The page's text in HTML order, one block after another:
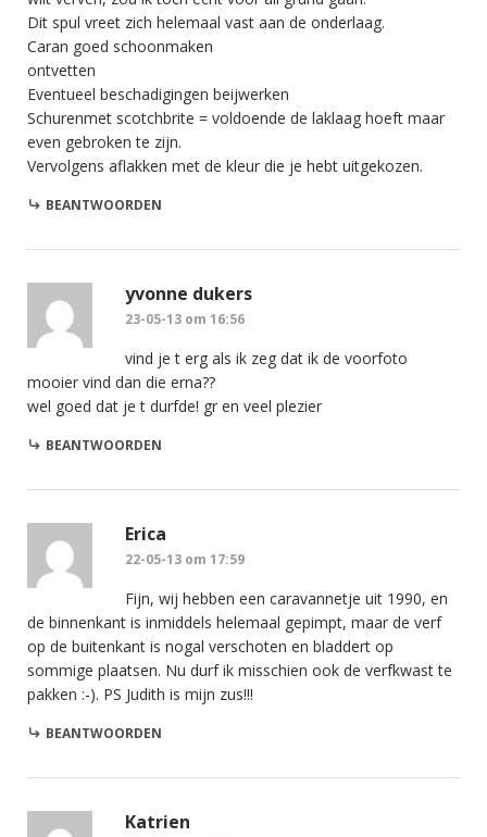
Dit spul vreet zich helemaal vast aan de onderlaag.
Caran goed schoonmaken
ontvetten
Eventueel beschadigingen beijwerken
Schurenmet scotchbrite = voldoende de laklaag hoeft maar
even gebroken te zijn.
Vervolgens aflakken met de kleur die je hebt uitgekozen.
BEANTWOORDEN
yvonne dukers
23-05-13 om 16:56
vind je t erg als ik zeg dat ik de voorfoto
mooier vind dan die erna??
wel goed dat je t durfde! gr en veel plezier
BEANTWOORDEN
Erica
22-05-13 om 17:59
Fijn, wij hebben een caravannetje uit 1990, en
de binnenkant is inmiddels helemaal gepimpt, maar de verf
op de buitenkant is nogal verschoten en bladdert op
sommige plaatsen. Nu durf ik misschien ook de verfkwast te
pakken :-). PS Judith is mijn zus!!!
BEANTWOORDEN
Katrien